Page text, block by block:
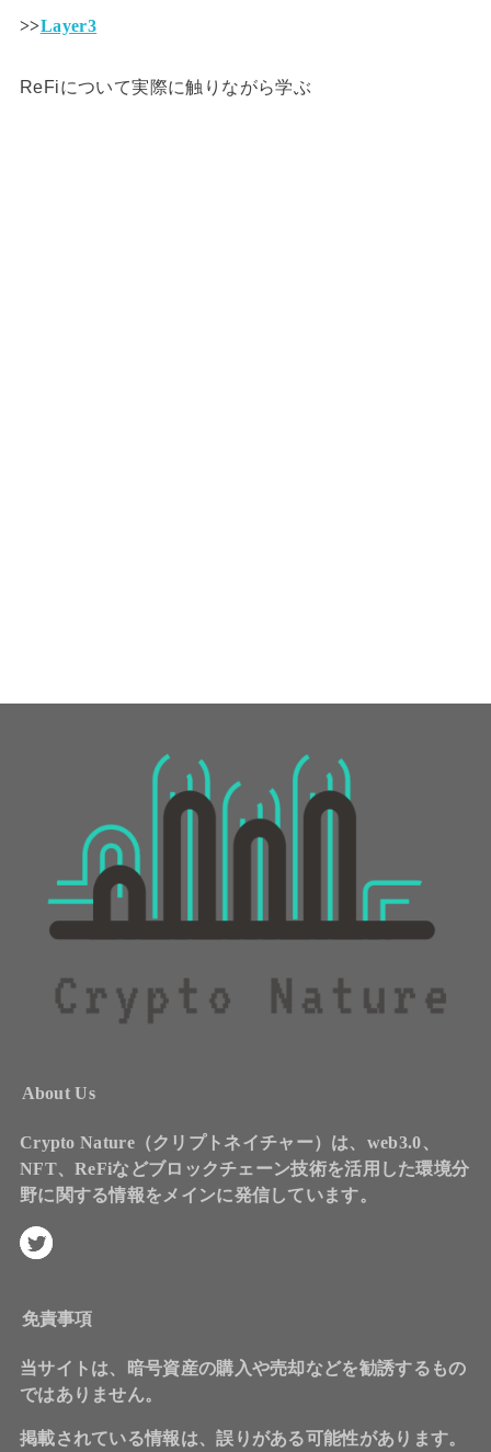
>>Layer3
ReFiについて実際に触りながら学ぶ
About Us
Crypto Nature（クリプトネイチャー）は、web3.0、
NFT、ReFiなどブロックチェーン技術を活用した環境分
野に関する情報をメインに発信しています。
免責事項
当サイトは、暗号資産の購入や売却などを勧誘するもの
ではありません。
掲載されている情報は、誤りがある可能性があります。